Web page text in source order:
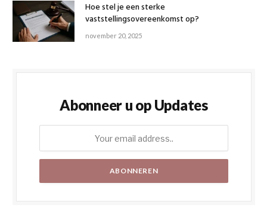
Hoe stel je een sterke
vaststellingsovereenkomst op?
november 20, 2025
Abonneer u op Updates